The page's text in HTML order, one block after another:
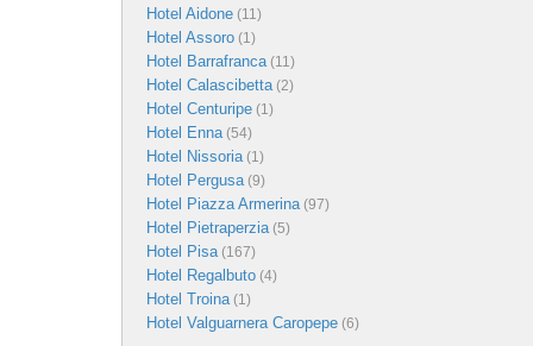
Hotel Aidone (11)
Hotel Assoro (1)
Hotel Barrafranca(11)
Hotel Calascibetta(2)
Hotel Centuripe (1)
Hotel Enna(54)
Hotel Nissoria(1)
Hotel Pergusa(9)
Hotel Piazza Armerina(97)
Hotel Pietraperzia(5)
Hotel Pisa(167)
Hotel Regalbuto (4)
Hotel Troina(1)
Hotel Valguarnera Caropepe (6)